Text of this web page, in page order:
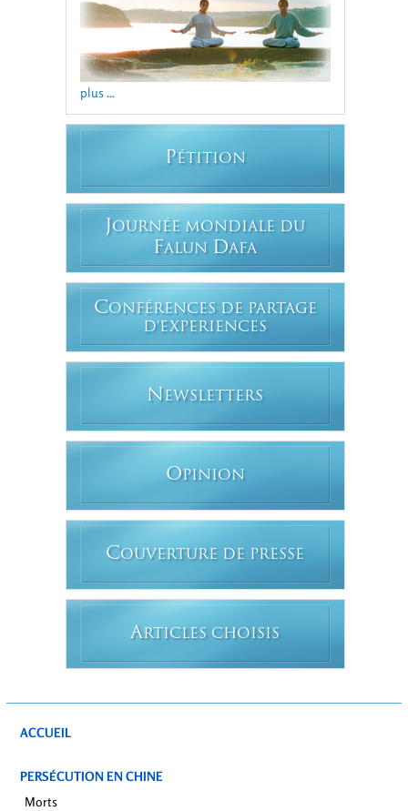
plus ...
PÉTITION
JOURNÉE MONDIALE DU
FALUN DAFA
CONFÉRENCES DE PARTAGE
D'EXPERIENCES
N EWSLETTERS
OPINION
COUVERTURE DE PRESSE
ARTICLES CHOISIS
ACCUEIL
PERSÉCUTION EN CHINE
Morts